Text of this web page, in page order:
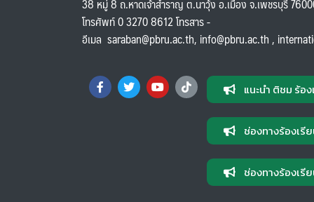
โทรศัพท์ 0 3270 8612 โทรสาร -
อีเมล saraban@pbru.ac.th, info@pbru.ac.th,
แนะนำ ติชม ร้อ
ช่องทางร้องเรี
ช่องทางร้องเรี